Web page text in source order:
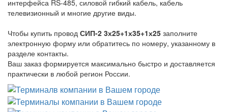
интерфейса RS-485, силовой гибкий кабель, кабель
телевизионный и многие другие виды.
Чтобы купить провод СИП-2 3х25+1х35+1х25 заполните
электронную форму или обратитесь по номеру, указанному в
разделе контакты.
Ваш заказ формируется максимально быстро и доставляется
практически в любой регион России.